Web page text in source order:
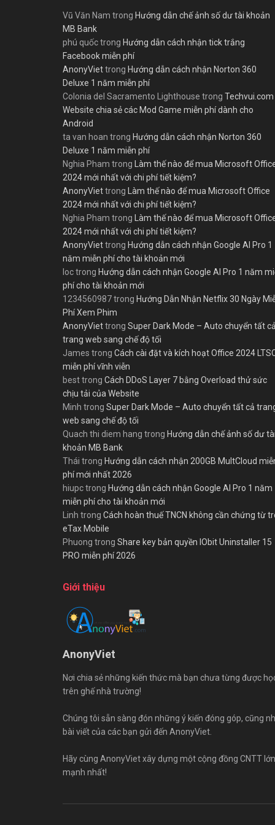
Vũ Văn Nam trong Hướng dẫn chế ảnh số dư tài khoản
MB Bank
phú quốctrong Hướng dẫn cách nhận tick trắng
Facebook miễn phí
AnonyViettrong Hướng dẫn cách nhận Norton 360
Deluxe 1 năm miễn phí
Colonia del Sacramento Lighthouse trong Techvui.com
Website chia sẻ các Mod Game miễn phí dành cho
Android
ta van hoan trong Hướng dẫn cách nhận Norton 360
Deluxe 1 năm miễn phí
Nghia Pham trong Làm thế nào để mua Microsoft
2024 mới nhất với chi phí tiết kiệm?
AnonyViettrong Làm thế nào để mua Microsoft Office
2024 mới nhất với chi phí tiết kiệm?
Nghia Pham trong Làm thế nào để mua Microsoft
2024 mới nhất với chi phí tiết kiệm?
AnonyViettrong Hướng dẫn cách nhận Google AI Pro 1
năm miễn phí cho tài khoản mới
loctrong Hướng dẫn cách nhận Google AI Pro 1 năm
phí cho tài khoản mới
1234560987trong Hướng Dẫn Nhận Netflix 30 Ngày
Phí Xem Phim
AnonyViettrong Super Dark Mode – Auto chuyển tất cả
trang web sang chế độ tối
James trong Cách cài đặt và kích hoạt Office 2024
miễn phí vĩnh viễn
besttrong Cách DDoS Layer 7 bằng Overload thử sức
chịu tải của Website
Minh trong Super Dark Mode – Auto chuyển tất cả
web sang chế độ tối
Quach thi diem hang trong Hướng dẫn chế ảnh số dư tài
khoản MB Bank
Thái trong Hướng dẫn cách nhận 200GB MultCloud
phí mới nhất 2026
hiupctrong Hướng dẫn cách nhận Google AI Pro 1 năm
miễn phí cho tài khoản mới
Linh trong Cách hoàn thuế TNCN không cần chứng từ
eTax Mobile
Phuong trong Share key bản quyền IObit Uninstaller 15
PRO miễn phí 2026
Giới thiệu
AnonyViet
Nơi chia sẻ những kiến thức mà bạn chưa từng được
trên ghế nhà trường!
Chúng tôi sẵn sàng đón những ý kiến đóng góp, cũng
bài viết của các bạn gửi đến AnonyViet.
Hãy cùng AnonyViet xây dựng một cộng đồng CNTT lớn
mạnh nhất!